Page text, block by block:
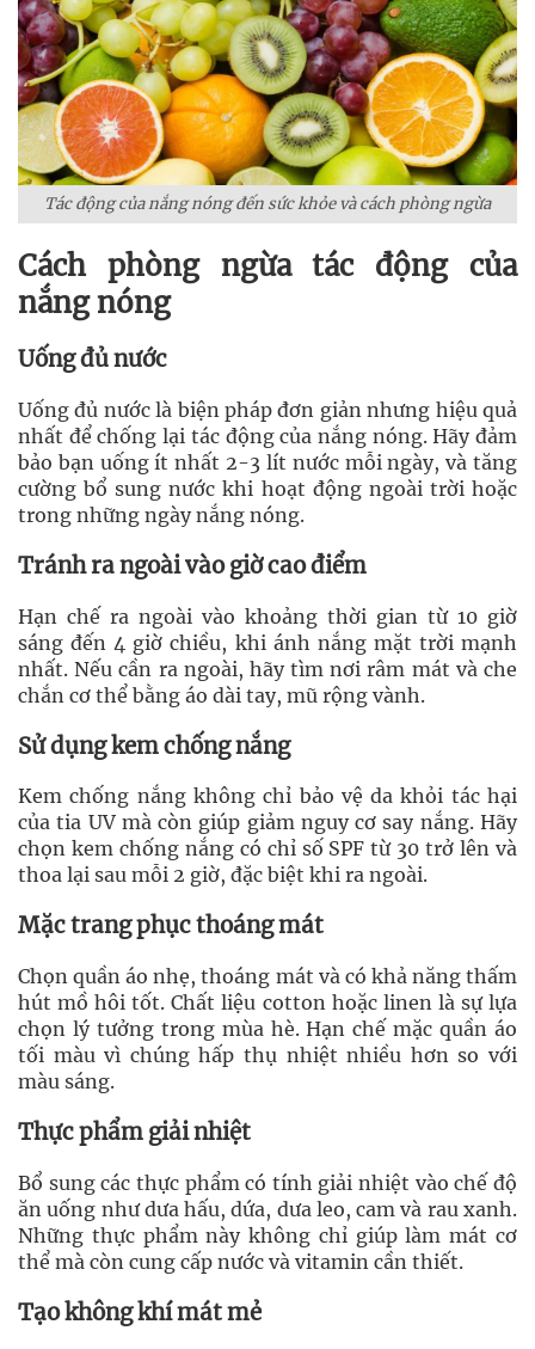
Tác động của nắng nóng đến sức khỏe và cách phòng ngừa
Cách phòng ngừa tác động của
nắng nóng
Uống đủ nước
Uống đủ nước là biện pháp đơn giản nhưng hiệu quả
nhất để chống lại tác động của nắng nóng. Hãy đảm
bảo bạn uống ít nhất 2-3 lít nước mỗi ngày, và tăng
cường bổ sung nước khi hoạt động ngoài trời hoặc
trong những ngày nắng nóng.
Tránh ra ngoài vào giờ cao điểm
Hạn chế ra ngoài vào khoảng thời gian từ 10 giờ
sáng đến 4 giờ chiều, khi ánh nắng mặt trời mạnh
nhất. Nếu cần ra ngoài, hãy tìm nơi râm mát và che
chắn cơ thể bằng áo dài tay, mũ rộng vành.
Sử dụng kem chống nắng
Kem chống nắng không chỉ bảo vệ da khỏi tác hại
của tia UV mà còn giúp giảm nguy cơ say nắng. Hãy
chọn kem chống nắng có chỉ số SPF từ 30 trở lên và
thoa lại sau mỗi 2 giờ, đặc biệt khi ra ngoài.
Mặc trang phục thoáng mát
Chọn quần áo nhẹ, thoáng mát và có khả năng thấm
hút mồ hôi tốt. Chất liệu cotton hoặc linen là sự lựa
chọn lý tưởng trong mùa hè. Hạn chế mặc quần áo
tối màu vì chúng hấp thụ nhiệt nhiều hơn so với
màu sáng.
Thực phẩm giải nhiệt
Bổ sung các thực phẩm có tính giải nhiệt vào chế độ
ăn uống như dưa hấu, dứa, dưa leo, cam và rau xanh.
Những thực phẩm này không chỉ giúp làm mát cơ
thể mà còn cung cấp nước và vitamin cần thiết.
Tạo không khí mát mẻ